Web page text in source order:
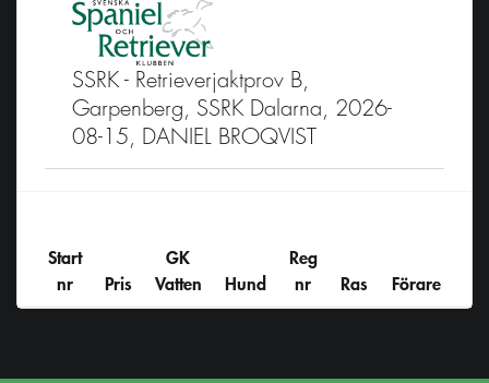
SSRK - Retrieverjaktprov B,
Garpenberg, SSRK Dalarna, 2026-
08-15, DANIEL BROQVIST
Start
nr
Pris
GK
Vatten
Hund
Reg
nr
Ras Förare